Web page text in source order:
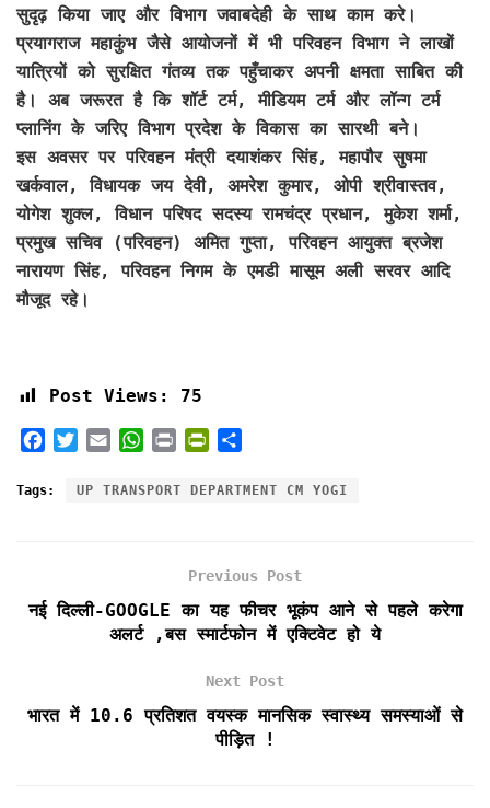
सुदृढ़ किया जाए और विभाग जवाबदेही के साथ काम करे।
प्रयागराज महाकुंभ जैसे आयोजनों में भी परिवहन विभाग ने लाखों
यात्रियों को सुरक्षित गंतव्य तक पहुँचाकर अपनी क्षमता साबित की
है। अब जरूरत है कि शॉर्ट टर्म, मीडियम टर्म और लॉन्ग टर्म
प्लानिंग के जरिए विभाग प्रदेश के विकास का सारथी बने।
इस अवसर पर परिवहन मंत्री दयाशंकर सिंह, महापौर सुषमा
खर्कवाल, विधायक जय देवी, अमरेश कुमार, ओपी श्रीवास्तव,
योगेश शुक्ल, विधान परिषद सदस्य रामचंद्र प्रधान, मुकेश शर्मा,
प्रमुख सचिव (परिवहन) अमित गुप्ता, परिवहन आयुक्त ब्रजेश
नारायण सिंह, परिवहन निगम के एमडी मासूम अली सरवर आदि
मौजूद रहे।
Post Views: 75
c
k
i
a
a
p
i
i
r
i
e
d
l
y
a
Tags: UP TRANSPORT DEPARTMENT CM YOGI
Previous Post
नई दिल्ली-GOOGLE का यह फीचर भूकंप आने से पहले करेगा
अलर्ट ,बस स्मार्टफोन में एक्टिवेट हो ये
Next Post
भारत में 10.6 प्रतिशत वयस्क मानसिक स्वास्थ्य समस्याओं से
पीड़ित !